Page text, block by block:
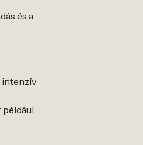
és a
intenzív